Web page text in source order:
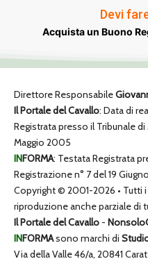
Devi
Acquista un Buono
Direttore Responsabile
Il Portale del Cavallo: Data di
Registrata presso il Tribunale
Maggio 2005
INFORMA: Testata Registrata
Registrazione n° 7 del 19
Copyright © 2001-2026 • Tutti
riproduzione anche parziale di
Il Portale del Cavallo -
INFORMAsono marchi di
Via della Valle 46/a, 20841